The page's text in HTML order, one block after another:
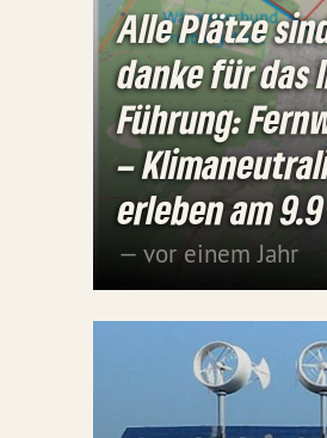
Alle Plätze
danke für das
Führung:
–
erleben am
— vor einem Jahr